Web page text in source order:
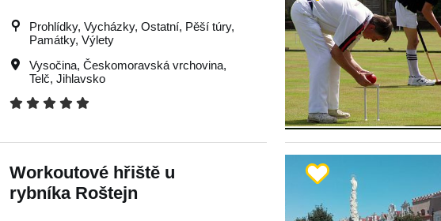
Prohlídky, Vycházky, Ostatní, Pěší túry,
Památky, Výlety
Vysočina,Českomoravská vrchovina,
Telč,Jihlavsko
Workoutové hřiště u
rybníka Roštejn